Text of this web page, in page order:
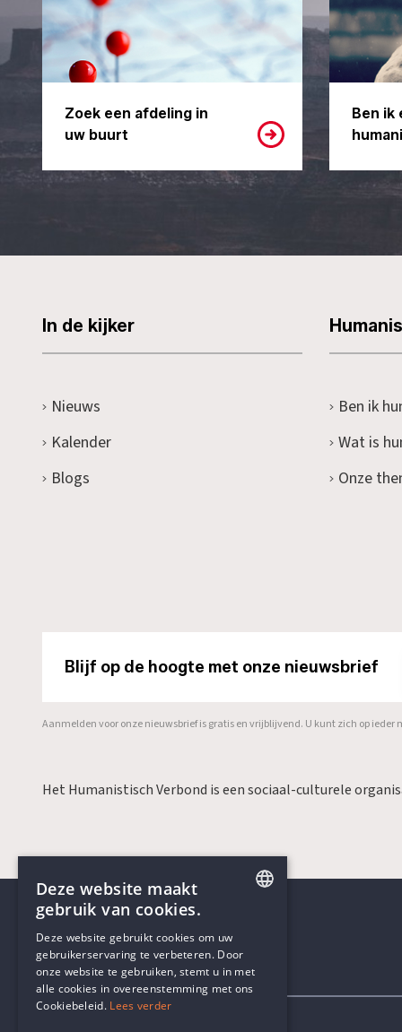
Zoek een afdeling in
uw buurt
Ben ik
In de kijker
Nieuws
Kalender
Blogs
Ben ik
Wat is
Onze
Blijf op de hoogte met onze nieuwsbrief
Aanmelden voor onze nieuwsbrief is gratis en vrijblijvend. U kunt zich op ieder
Het Humanistisch Verbond is een sociaal-culturele
Contactgegevens
DUTCH
Deze website maakt
gebruik van cookies.
Deze website gebruikt cookies om uw
gebruikerservaring te verbeteren. Door
onze website te gebruiken, stemt u in met
alle cookies in overeenstemming met ons
Cookiebeleid. Lees verder